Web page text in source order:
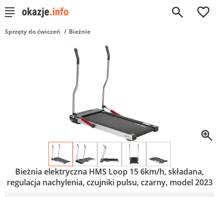
0
Sprzęty do ćwiczeń Bieżnie
Bieżnia elektryczna HMS Loop 15 6km/h, składana,
regulacja nachylenia, czujniki pulsu, czarny, model 2023